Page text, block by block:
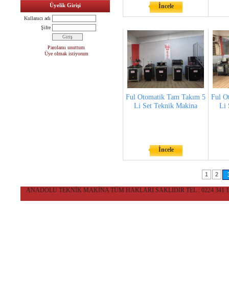
Üyelik Girişi
Kullanıcı adı
Şifre
Parolamı unuttum
Üye olmak istiyorum
İncele
Ful Otomatik Tam Takım 5
Li Set Teknik Makina
İncele
Ful
Li
1 2
ANADOLU TEKNİK MAKİNA TÜM HAKLARI SAKLIDIR TEL : 0224 341 10